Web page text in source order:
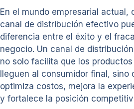
En el mundo empresarial actual,
canal de distribución efectivo
diferencia entre el éxito y el
negocio. Un canal de
no solo facilita que los
lleguen al consumidor final, sino
optimiza costos, mejora la
y fortalece la posición